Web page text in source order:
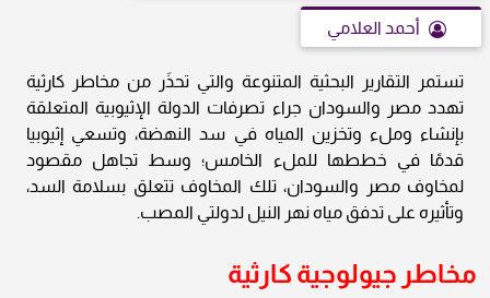
أحمد العلامي
تستمر التقارير البحثية المتنوعة والتي تحذَر من مخاطر كارثية
تهدد مصر والسودان جراء تصرفات الدولة الإثيوبية المتعلقة
بإنشاء وملء وتخزين المياه في سد النهضة، وتسعي إثيوبيا
قدمًا في خططها للملء الخامس؛ وسط تجاهل مقصود
لمخاوف مصر والسودان، تلك المخاوف تتعلق بسلامة السد،
وتأثيره على تدفق مياه نهر النيل لدولتي المصب.
مخاطر جيولوجية كارثية